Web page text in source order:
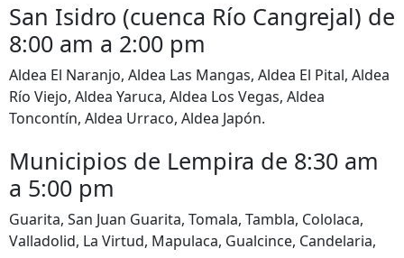
San Isidro (cuenca Río Cangrejal) de
8:00 am a 2:00 pm
Aldea El Naranjo, Aldea Las Mangas, Aldea El Pital, Aldea
Río Viejo, Aldea Yaruca, Aldea Los Vegas, Aldea
Toncontín, Aldea Urraco, Aldea Japón.
Municipios de Lempira de 8:30 am
a 5:00 pm
Guarita, San Juan Guarita, Tomala, Tambla, Cololaca,
Valladolid, La Virtud, Mapulaca, Gualcince, Candelaria,